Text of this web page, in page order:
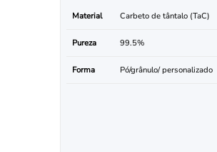
Material Carbeto de tântalo (TaC)
Pureza 99.5%
Forma Pó/grânulo/ personalizado